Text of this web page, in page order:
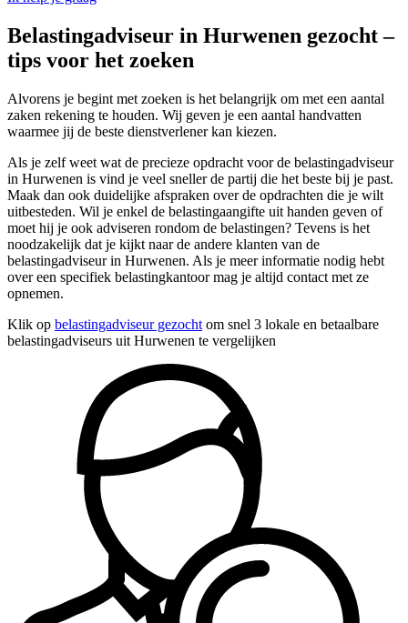
Belastingadviseur in Hurwenen gezocht –
tips voor het zoeken
Alvorens je begint met zoeken is het belangrijk om met een aantal
zaken rekening te houden. Wij geven je een aantal handvatten
waarmee jij de beste dienstverlener kan kiezen.
Als je zelf weet wat de precieze opdracht voor de belastingadviseur
in Hurwenen is vind je veel sneller de partij die het beste bij je past.
Maak dan ook duidelijke afspraken over de opdrachten die je wilt
uitbesteden. Wil je enkel de belastingaangifte uit handen geven of
moet hij je ook adviseren rondom de belastingen? Tevens is het
noodzakelijk dat je kijkt naar de andere klanten van de
belastingadviseur in Hurwenen. Als je meer informatie nodig hebt
over een specifiek belastingkantoor mag je altijd contact met ze
opnemen.
Klik op belastingadviseur gezocht om snel 3 lokale en betaalbare
belastingadviseurs uit Hurwenen te vergelijken